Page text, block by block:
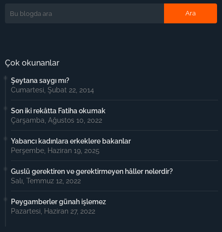
Çok okunanlar
Şeytana saygı mı?
Cumartesi, Şubat 22, 2014
Son iki rekâtta Fatiha okumak
Çarşamba, Ağustos 10, 2022
Yabancı kadınlara erkeklere bakanlar
Perşembe, Haziran 19, 2025
Guslü gerektiren ve gerektirmeyen hâller nelerdir?
Salı, Temmuz 12, 2022
Peygamberler günah işlemez
Pazartesi, Haziran 27, 2022